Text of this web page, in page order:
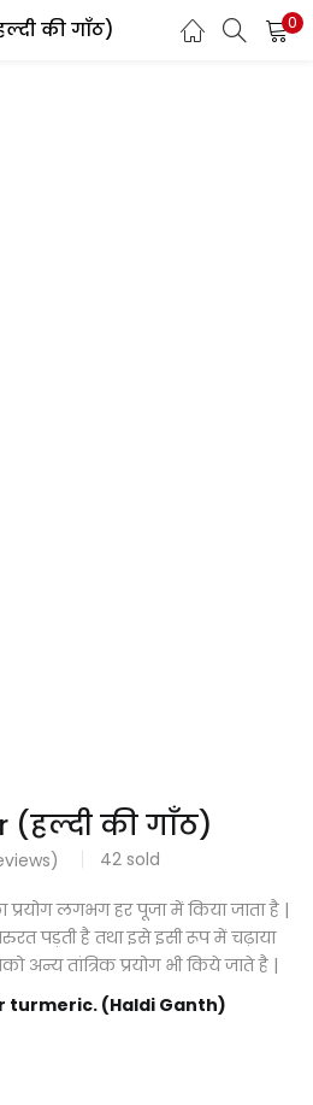
की गाँठ) 0
(हल्दी की गाँठ)
42 sold
प्रयोग लगभग हर पूजा में किया जाता है |
पड़ती है तथा इसे इसी रूप में चढ़ाया
अन्य तांत्रिक प्रयोग भी किये जाते है |
turmeric. (Haldi Ganth)
REGISTER